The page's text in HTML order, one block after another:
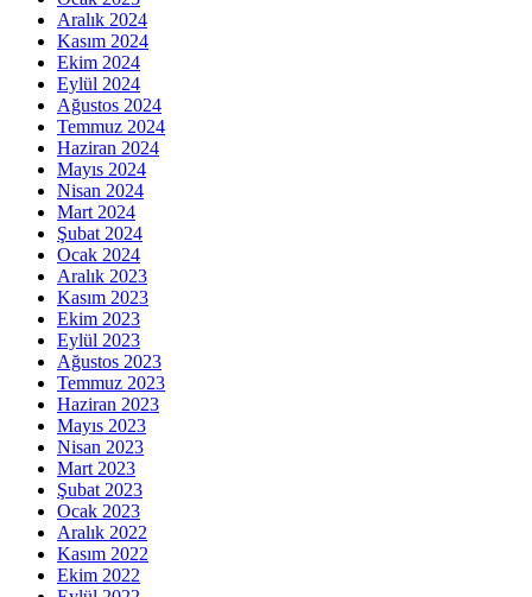
Aralık 2024
Kasım 2024
Ekim 2024
Eylül 2024
Ağustos 2024
Temmuz 2024
Haziran 2024
Mayıs 2024
Nisan 2024
Mart 2024
Şubat 2024
Ocak 2024
Aralık 2023
Kasım 2023
Ekim 2023
Eylül 2023
Ağustos 2023
Temmuz 2023
Haziran 2023
Mayıs 2023
Nisan 2023
Mart 2023
Şubat 2023
Ocak 2023
Aralık 2022
Kasım 2022
Ekim 2022